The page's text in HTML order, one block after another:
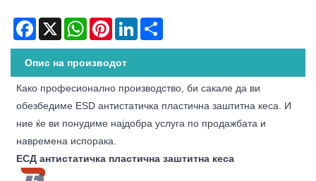
Facebook
X WhatsAppPinterestLinkedIn
Опис на производот
Како професионално производство, би сакале да ви
обезбедиме ESD антистатичка пластична заштитна кеса. И
ние ќе ви понудиме најдобра услуга по продажбата и
навремена испорака.
ЕСД антистатичка пластична заштитна кеса